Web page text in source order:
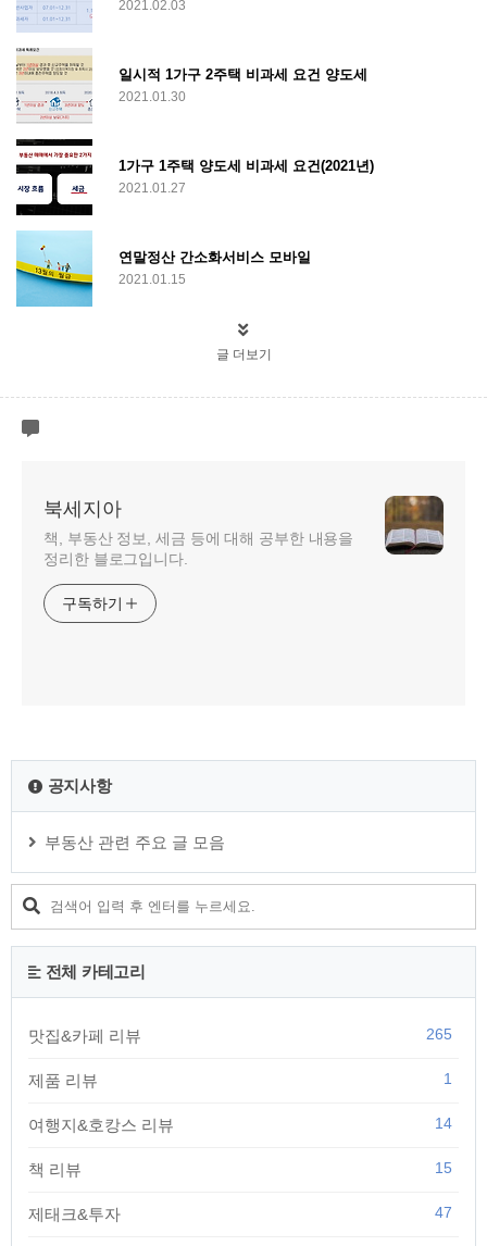
2021.02.03
일시적 1가구 2주택 비과세 요건 양도세
2021.01.30
1가구 1주택 양도세 비과세 요건(2021년)
2021.01.27
연말정산 간소화서비스 모바일
2021.01.15
글 더보기
북세지아
책, 부동산 정보, 세금 등에 대해 공부한 내용을
정리한 블로그입니다.
구독하기
공지사항
부동산 관련 주요 글 모음
전체 카테고리
맛집&카페 리뷰 265
제품 리뷰 1
여행지&호캉스 리뷰 14
책 리뷰 15
제태크&투자 47